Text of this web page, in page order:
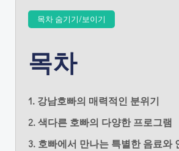
목차 숨기기/보이기
목차
1. 강남호빠의 매력적인 분위기
2. 색다른 호빠의 다양한 프로그램
3. 호빠에서 만나는 특별한 음료와